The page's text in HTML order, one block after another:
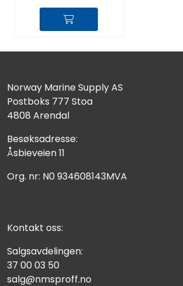
Norway Marine Supply AS
Postboks 777 Stoa
4808 Arendal
Besøksadresse:
Åsbieveien 11
Org. nr: N0 934608143MVA
Kontakt oss:
Salgsavdelingen:
37 00 03 50
salg@nmsproff.no